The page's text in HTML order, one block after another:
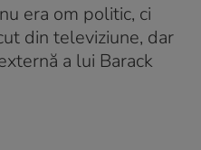
era om politic, ci
din televiziune, dar
a lui Barack